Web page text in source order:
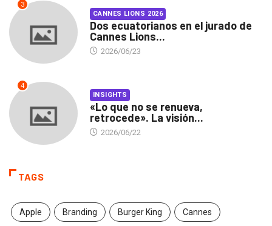
3
CANNES LIONS 2026
Dos ecuatorianos en el jurado de
Cannes Lions...
2026/06/23
4
INSIGHTS
«Lo que no se renueva,
retrocede». La visión...
2026/06/22
TAGS
Apple Branding Burger King Cannes